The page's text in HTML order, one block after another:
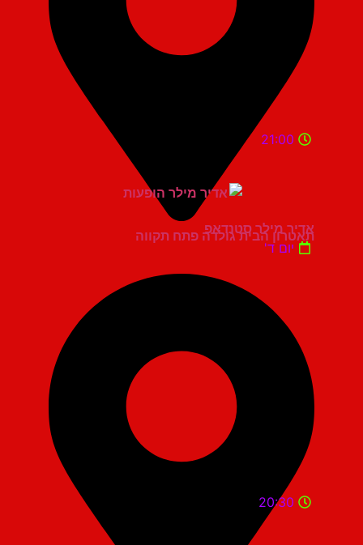
תאטרון הבית גולדה פתח תקווה
21:00
אדיר מילר סטנדאפ
יום ד'
20:30